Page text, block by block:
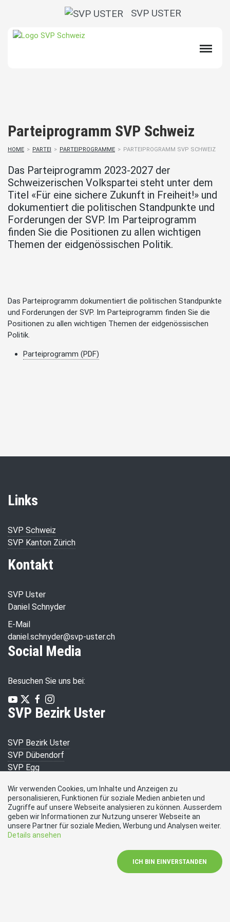
SVP USTER
Parteiprogramm SVP Schweiz
HOME > PARTEI > PARTEIPROGRAMME > PARTEIPROGRAMM SVP SCHWEIZ
Das Parteiprogramm 2023-2027 der
Schweizerischen Volkspartei steht unter dem
Titel «Für eine sichere Zukunft in Freiheit!» und
dokumentiert die politischen Standpunkte und
Forderungen der SVP. Im Parteiprogramm
finden Sie die Positionen zu allen wichtigen
Themen der eidgenössischen Politik.
Das Parteiprogramm dokumentiert die politischen Standpunkte
und Forderungen der SVP. Im Parteiprogramm finden Sie die
Positionen zu allen wichtigen Themen der eidgenössischen
Politik.
Parteiprogramm (PDF)
Links
SVP Schweiz
SVP Kanton Zürich
Kontakt
SVP Uster
Daniel Schnyder
E-Mail
daniel.schnyder@svp-uster.ch
Social Media
Besuchen Sie uns bei:
SVP Bezirk Uster
SVP Bezirk Uster
SVP Dübendorf
SVP Egg
SVP Greifensee
SVP Maur
SVP Mönchaltorf
SVP Schwerzenbach
Wir verwenden Cookies, um Inhalte und Anzeigen zu
personalisieren, Funktionen für soziale Medien anbieten und
Zugriffe auf unsere Webseite analysieren zu können. Ausserdem
geben wir Informationen zur Nutzung unserer Webseite an
unsere Partner für soziale Medien, Werbung und Analysen weiter.
Details ansehen
ICH BIN EINVERSTANDEN